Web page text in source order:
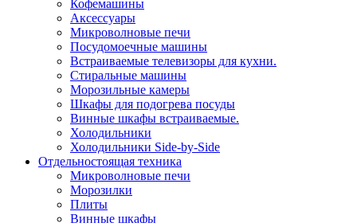
Кофемашины
Аксессуары
Микроволновые печи
Посудомоечные машины
Встраиваемые телевизоры для кухни.
Стиральные машины
Морозильные камеры
Шкафы для подогрева посуды
Винные шкафы встраиваемые.
Холодильники
Холодильники Side-by-Side
Отдельностоящая техника
Микроволновые печи
Морозилки
Плиты
Винные шкафы